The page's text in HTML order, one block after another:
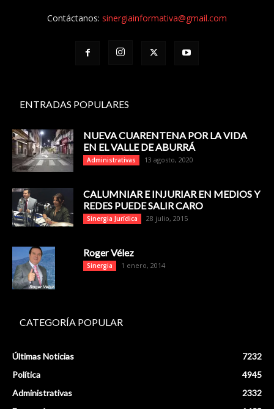
Contáctanos: sinergiainformativa@gmail.com
ENTRADAS POPULARES
NUEVA CUARENTENA POR LA VIDA
EN EL VALLE DE ABURRÁ
Administrativas 13 agosto, 2020
CALUMNIAR E INJURIAR EN MEDIOS Y
REDES PUEDE SALIR CARO
Sinergia Jurídica 28 julio, 2015
Roger Vélez
Sinergia 1 enero, 2014
CATEGORÍA POPULAR
Últimas Noticias
7232
Política
4945
Administrativas
2332